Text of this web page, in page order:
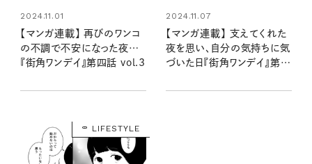
2024.11.01
【マンガ連載】 再びのワンコ
の不調で不安になった夜…
『街角ワンデイ』第四話 vol.3
2024.11.07
【マンガ連載】 支えてくれた
夜を思い、自分の気持ちに気
づいた日『街角ワンデイ』第四
LIFESTYLE